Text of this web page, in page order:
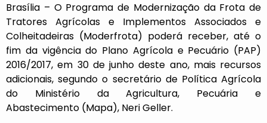
Brasília – O Programa de Modernização da Frota de
Tratores Agrícolas e Implementos Associados e
Colheitadeiras (Moderfrota) poderá receber, até o
fim da vigência do Plano Agrícola e Pecuário (PAP)
2016/2017, em 30 de junho deste ano, mais recursos
adicionais, segundo o secretário de Política Agrícola
do Ministério da Agricultura, Pecuária e
Abastecimento (Mapa), Neri Geller.